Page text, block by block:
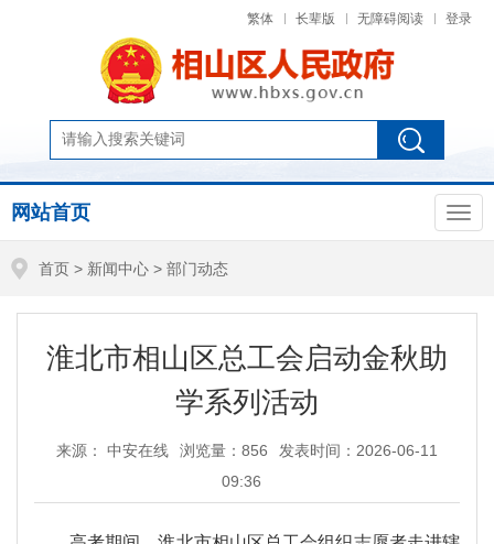
繁体 长辈版 无障碍阅读 登录
网站首页
首页 > 新闻中心 > 部门动态
淮北市相山区总工会启动金秋助
学系列活动
来源： 中安在线 浏览量： 856
发表时间：2026-06-11
09:36